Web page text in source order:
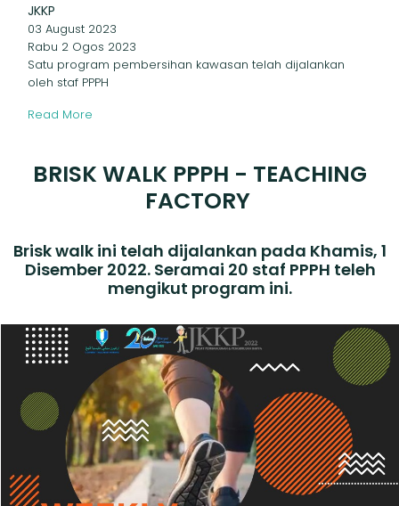
03 August 2023
JKKP
Rabu 2 Ogos 2023
Satu program pembersihan kawasan telah dijalankan
oleh staf PPPH
Read More
BRISK WALK PPPH - TEACHING
FACTORY
Brisk walk ini telah dijalankan pada Khamis, 1
Disember 2022. Seramai 20 staf PPPH teleh
mengikut program ini.